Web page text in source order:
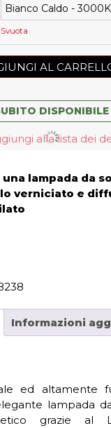
Svuota
AL
DISPONIBILE
alla lista dei
una lampada da
verniciato e
Informazioni
ed altamente
lampada
grazie al